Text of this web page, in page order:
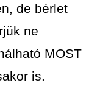
de bérlet
ne
MOST
is.